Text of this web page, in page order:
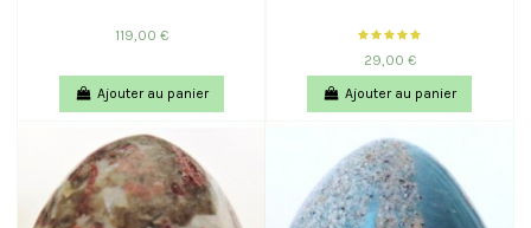
119,00 €
Ajouter au panier
29,00 €
Ajouter au panier